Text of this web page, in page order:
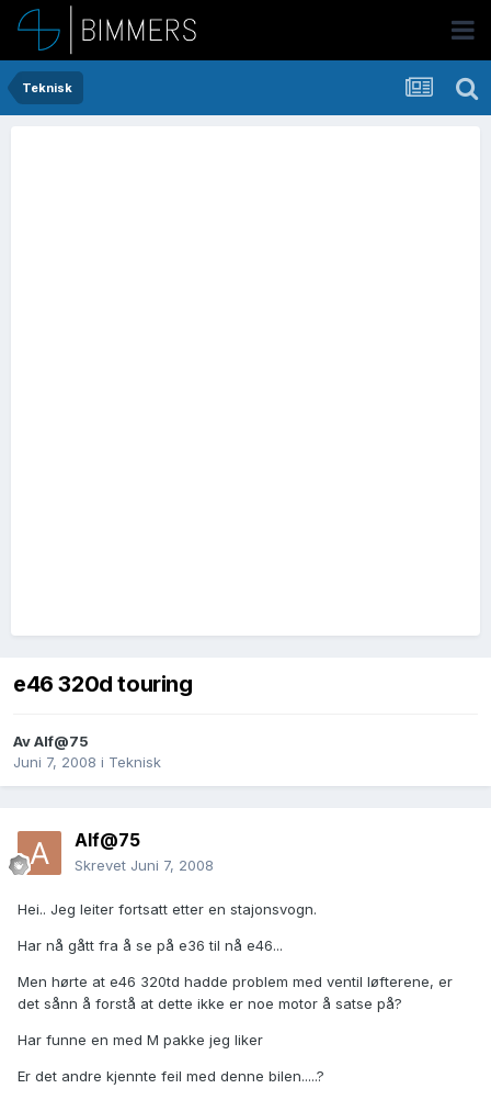
Teknisk
e46 320d touring
AvAlf@75
Juni 7, 2008 i Teknisk
Alf@75
Skrevet Juni 7, 2008
Hei.. Jeg leiter fortsatt etter en stajonsvogn.
Har nå gått fra å se på e36 til nå e46...
Men hørte at e46 320td hadde problem med ventil løfterene, er
det sånn å forstå at dette ikke er noe motor å satse på?
Har funne en med M pakke jeg liker
Er det andre kjennte feil med denne bilen.....?